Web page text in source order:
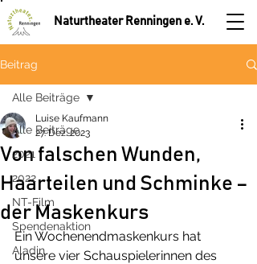
Naturtheater Renningen e. V.
Beitrag
Alle Beiträge
2021
2022
NT-Film
Spendenaktion
Aladin
Alle Beiträge
Von falschen Wunden,
Haarteilen und Schminke –
der Maskenkurs
Luise Kaufmann
27. Dez. 2023
Ein Wochenendmaskenkurs hat
unsere vier Schauspielerinnen des